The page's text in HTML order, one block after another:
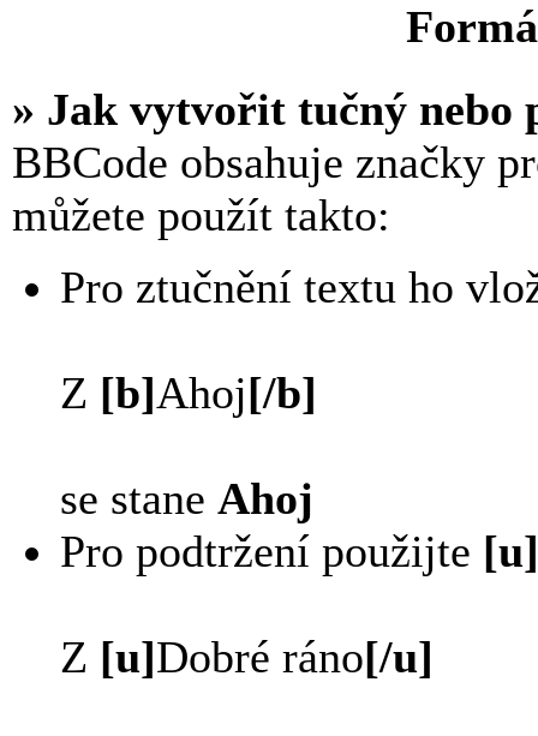
» Jak vytvořit tučný nebo
BBCode obsahuje značky
můžete použít takto:
Pro ztučnění textu ho
Z [b]Ahoj[/b]
se stane Ahoj
Pro podtržení použijte
Z [u]Dobré ráno[/u]